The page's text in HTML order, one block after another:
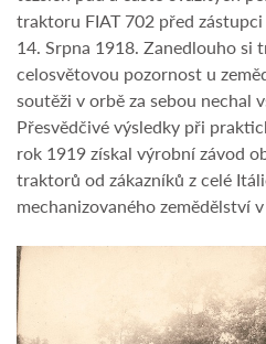
traktoru FIAT 702 před
14. Srpna 1918. Zanedlouho si
celosvětovou pozornost u
soutěži v orbě za sebou nechal
Přesvědčivé výsledky při
rok 1919 získal výrobní závod
traktorů od zákazníků z celé
mechanizovaného zemědělství